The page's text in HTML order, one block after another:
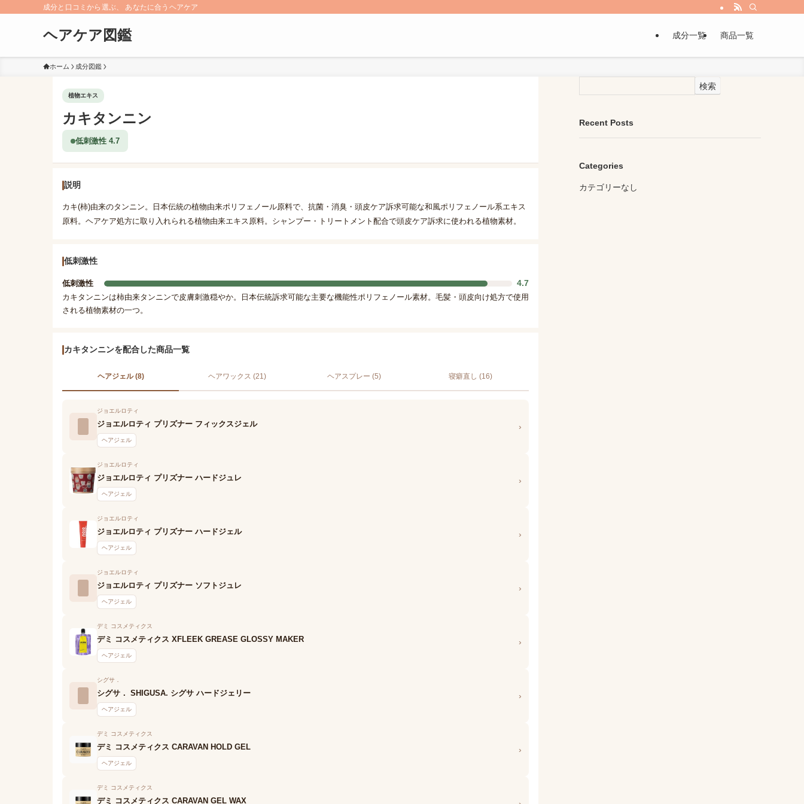
成分と口コミから選ぶ、 あなたに合うヘアケア
ヘアケア図鑑 成分一覧 商品一覧
ホーム 成分図鑑
植物エキス
カキタンニン
低刺激性 4.7
説明
カキ(柿)由来のタンニン。日本伝統の植物由来ポリフェノール原料で、抗菌・消臭・頭皮ケア訴求可能な和風ポリフェノール系エキス
原料。ヘアケア処方に取り入れられる植物由来エキス原料。シャンプー・トリートメント配合で頭皮ケア訴求に使われる植物素材。
低刺激性
低刺激性 4.7
カキタンニンは柿由来タンニンで皮膚刺激穏やか。日本伝統訴求可能な主要な機能性ポリフェノール素材。毛髪・頭皮向け処方で使用
される植物素材の一つ。
カキタンニンを配合した商品一覧
ヘアジェル (8) ヘアワックス (21) ヘアスプレー (5) 寝癖直し (16)
ジョエルロティ
ジョエルロティ プリズナー フィックスジェル
ヘアジェル
›
ジョエルロティ
ジョエルロティ プリズナー ハードジュレ
ヘアジェル
›
ジョエルロティ
ジョエルロティ プリズナー ハードジェル
ヘアジェル
›
ジョエルロティ
ジョエルロティ プリズナー ソフトジュレ
ヘアジェル
›
デミ コスメティクス
デミ コスメティクス XFLEEK GREASE GLOSSY MAKER
ヘアジェル
›
シグサ．
シグサ． SHIGUSA. シグサ ハードジェリー
ヘアジェル
›
デミ コスメティクス
デミ コスメティクス CARAVAN HOLD GEL
ヘアジェル
›
デミ コスメティクス
デミ コスメティクス CARAVAN GEL WAX
検索
Recent Posts
Categories
カテゴリーなし